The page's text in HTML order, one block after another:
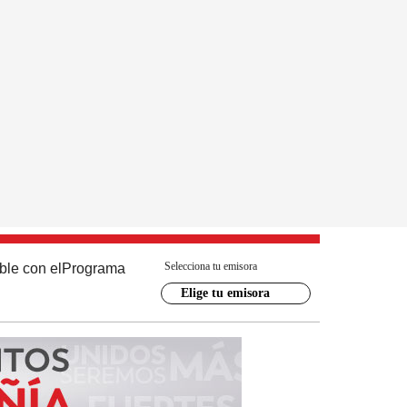
con el Programa Selecciona tu emisora
Elige tu emisora